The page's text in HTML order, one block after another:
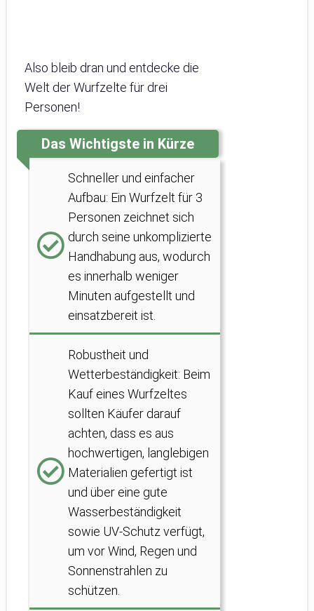
Also bleib dran und entdecke die
Welt der Wurfzelte für drei
Personen!
Das Wichtigste in Kürze
Schneller und einfacher
Aufbau: Ein Wurfzelt für 3
Personen zeichnet sich
durch seine unkomplizierte
Handhabung aus, wodurch
es innerhalb weniger
Minuten aufgestellt und
einsatzbereit ist.
Robustheit und
Wetterbeständigkeit: Beim
Kauf eines Wurfzeltes
sollten Käufer darauf
achten, dass es aus
hochwertigen, langlebigen
Materialien gefertigt ist
und über eine gute
Wasserbeständigkeit
sowie UV-Schutz verfügt,
um vor Wind, Regen und
Sonnenstrahlen zu
schützen.